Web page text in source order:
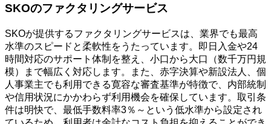
SKOのファクタリングサービス
SKOが提供するファクタリングサービスは、業界でも最高
水準のスピードと柔軟性をうたっています。即日入金や24
時間対応のサポート体制を整え、小口から大口（数千万円規
模）まで幅広く対応します。また、赤字決算や新設法人、個
人事業主でも利用できる寛容な審査基準が特徴で、内部統制
や信用状況にかかわらず利用機会を確保しています。取引条
件は明快で、最低手数料率3％～という低水準から設定され